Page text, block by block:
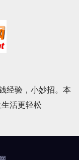
经验，小妙招。本
活更轻松